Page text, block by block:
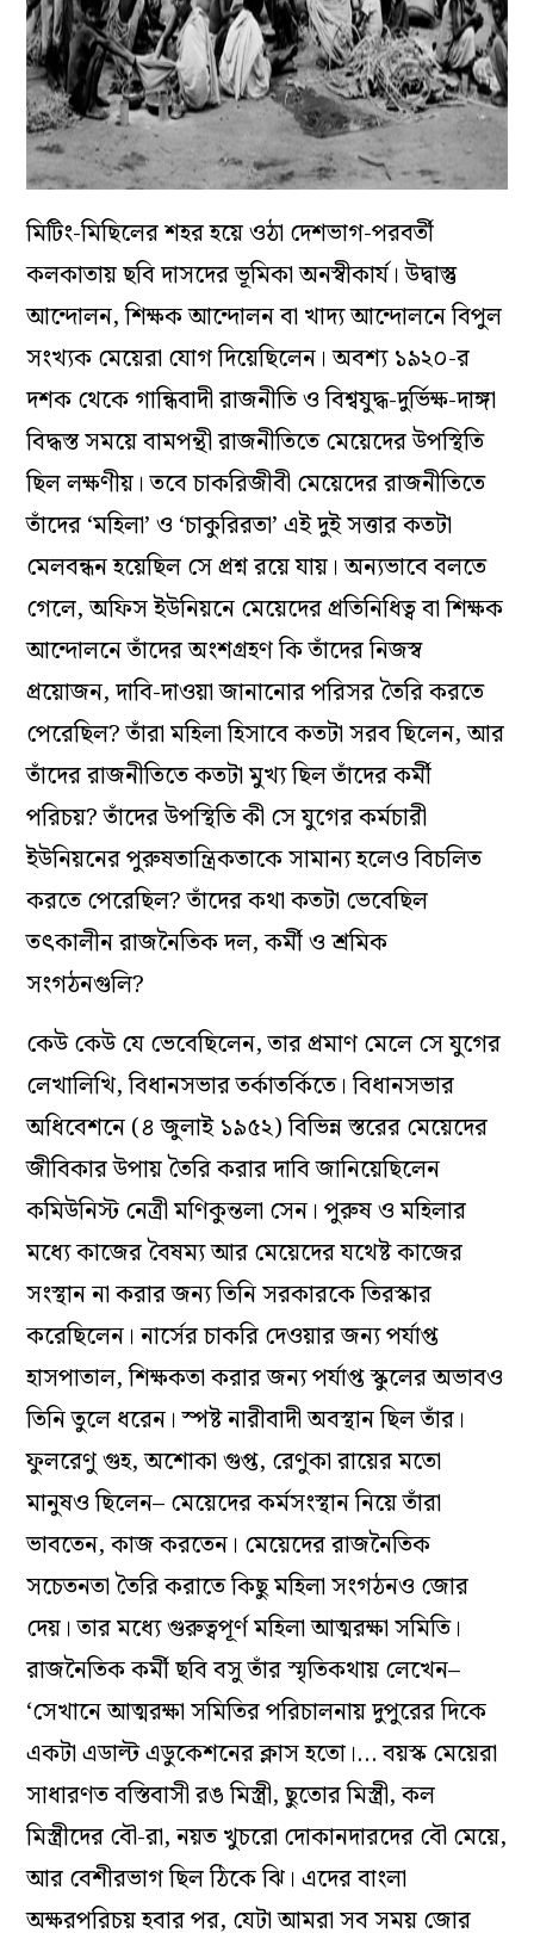
মিটিং-মিছিলের শহর হয়ে ওঠা দেশভাগ-পরবর্তী
কলকাতায় ছবি দাসদের ভূমিকা অনস্বীকার্য। উদ্বাস্তু
আন্দোলন, শিক্ষক আন্দোলন বা খাদ্য আন্দোলনে বিপুল
সংখ্যক মেয়েরা যোগ দিয়েছিলেন। অবশ্য ১৯২০-র
দশক থেকে গান্ধিবাদী রাজনীতি ও বিশ্বযুদ্ধ-দুর্ভিক্ষ-দাঙ্গা
বিদ্ধস্ত সময়ে বামপন্থী রাজনীতিতে মেয়েদের উপস্থিতি
ছিল লক্ষণীয়। তবে চাকরিজীবী মেয়েদের রাজনীতিতে
তাঁদের ‘মহিলা’ ও ‘চাকুরিরতা’ এই দুই সত্তার কতটা
মেলবন্ধন হয়েছিল সে প্রশ্ন রয়ে যায়। অন্যভাবে বলতে
গেলে, অফিস ইউনিয়নে মেয়েদের প্রতিনিধিত্ব বা শিক্ষক
আন্দোলনে তাঁদের অংশগ্রহণ কি তাঁদের নিজস্ব
প্রয়োজন, দাবি-দাওয়া জানানোর পরিসর তৈরি করতে
পেরেছিল? তাঁরা মহিলা হিসাবে কতটা সরব ছিলেন, আর
তাঁদের রাজনীতিতে কতটা মুখ্য ছিল তাঁদের কর্মী
পরিচয়? তাঁদের উপস্থিতি কী সে যুগের কর্মচারী
ইউনিয়নের পুরুষতান্ত্রিকতাকে সামান্য হলেও বিচলিত
করতে পেরেছিল? তাঁদের কথা কতটা ভেবেছিল
তৎকালীন রাজনৈতিক দল, কর্মী ও শ্রমিক
সংগঠনগুলি?
কেউ কেউ যে ভেবেছিলেন, তার প্রমাণ মেলে সে যুগের
লেখালিখি, বিধানসভার তর্কাতর্কিতে। বিধানসভার
অধিবেশনে (৪ জুলাই ১৯৫২) বিভিন্ন স্তরের মেয়েদের
জীবিকার উপায় তৈরি করার দাবি জানিয়েছিলেন
কমিউনিস্ট নেত্রী মণিকুন্তলা সেন। পুরুষ ও মহিলার
মধ্যে কাজের বৈষম্য আর মেয়েদের যথেষ্ট কাজের
সংস্থান না করার জন্য তিনি সরকারকে তিরস্কার
করেছিলেন। নার্সের চাকরি দেওয়ার জন্য পর্যাপ্ত
হাসপাতাল, শিক্ষকতা করার জন্য পর্যাপ্ত স্কুলের অভাবও
তিনি তুলে ধরেন। স্পষ্ট নারীবাদী অবস্থান ছিল তাঁর।
ফুলরেণু গুহ, অশোকা গুপ্ত, রেণুকা রায়ের মতো
মানুষও ছিলেন– মেয়েদের কর্মসংস্থান নিয়ে তাঁরা
ভাবতেন, কাজ করতেন। মেয়েদের রাজনৈতিক
সচেতনতা তৈরি করাতে কিছু মহিলা সংগঠনও জোর
দেয়। তার মধ্যে গুরুত্বপূর্ণ মহিলা আত্মরক্ষা সমিতি।
রাজনৈতিক কর্মী ছবি বসু তাঁর স্মৃতিকথায় লেখেন–
‘সেখানে আত্মরক্ষা সমিতির পরিচালনায় দুপুরের দিকে
একটা এডাল্ট এডুকেশনের ক্লাস হতো।… বয়স্ক মেয়েরা
সাধারণত বস্তিবাসী রঙ মিস্ত্রী, ছুতোর মিস্ত্রী, কল
মিস্ত্রীদের বৌ-রা, নয়ত খুচরো দোকানদারদের বৌ মেয়ে,
আর বেশীরভাগ ছিল ঠিকে ঝি। এদের বাংলা
অক্ষরপরিচয় হবার পর, যেটা আমরা সব সময় জোর